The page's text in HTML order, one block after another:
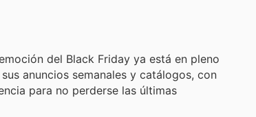
del Black Friday ya está en pleno
anuncios semanales y catálogos, con
para no perderse las últimas